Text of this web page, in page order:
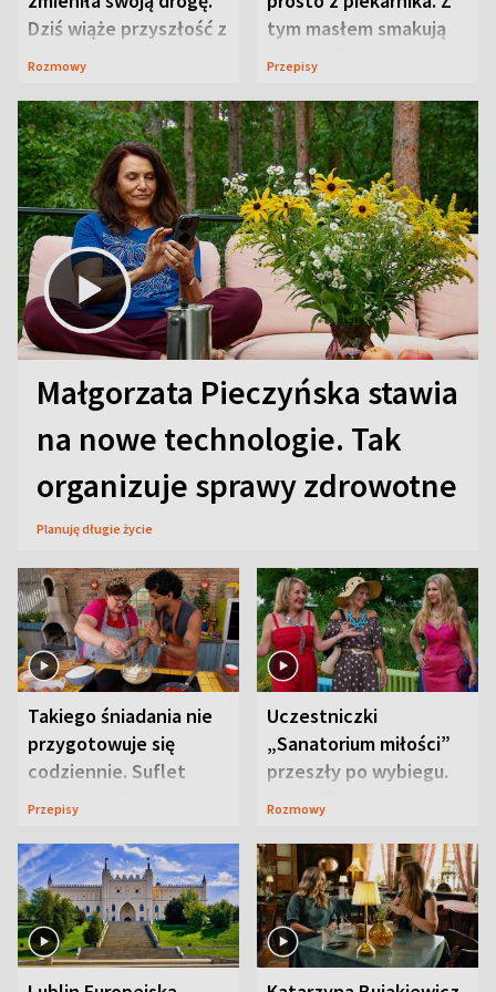
Dziś wiąże przyszłość z
neurobiologią
Rozmowy
tym masłem smakują
jeszcze lepiej
Przepisy
Małgorzata Pieczyńska stawia
na nowe technologie. Tak
organizuje sprawy zdrowotne
Planuję długie życie
Takiego śniadania nie
przygotowuje się
codziennie. Suflet
serowy zachwyca
Przepisy
Uczestniczki
„Sanatorium miłości”
przeszły po wybiegu.
Te stylizacje
Rozmowy